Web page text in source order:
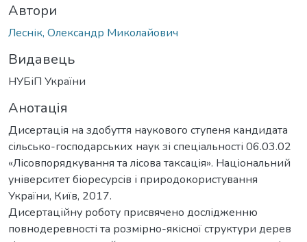
Автори
Леснік, Олександр Миколайович
Видавець
НУБіП України
Анотація
Дисертація на здобуття наукового ступеня кандидата
сільсько-господарських наук зі спеціальності 06.03.02
«Лісовпорядкування та лісова таксація». Національний
університет біоресурсів і природокористування
України, Київ, 2017.
Дисертаційну роботу присвячено дослідженню
повнодеревності та розмірно-якісної структури дерев